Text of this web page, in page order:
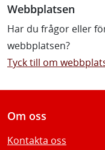
Webbplatsen
Har du frågor eller
webbplatsen?
Tyck till om
Om oss
Kontakta oss